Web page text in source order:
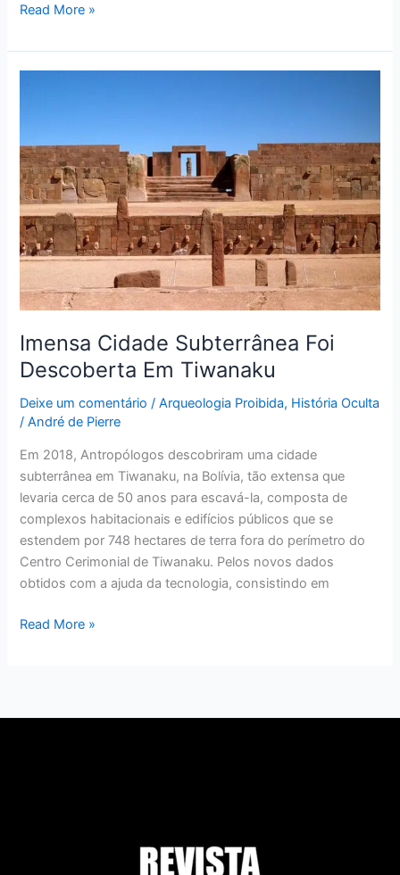
Read More »
Imensa Cidade Subterrânea Foi
Descoberta Em Tiwanaku
Deixe um comentário /Arqueologia Proibida, História Oculta
/André de Pierre
Em 2018, Antropólogos descobriram uma cidade
subterrânea em Tiwanaku, na Bolívia, tão extensa que
levaria cerca de 50 anos para escavá-la, composta de
complexos habitacionais e edifícios públicos que se
estendem por 748 hectares de terra fora do perímetro do
Centro Cerimonial de Tiwanaku. Pelos novos dados
obtidos com a ajuda da tecnologia, consistindo em
Foi
Descoberta
Em
Tiwanaku
Read More »